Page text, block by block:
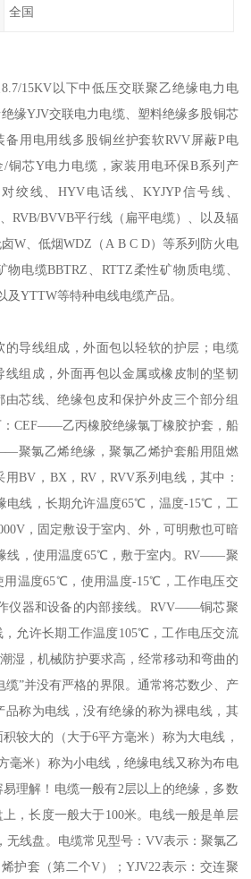
全国
15KV以下中低压交联聚乙绝缘电力电
缘YJV交联电力电缆、塑料绝缘多股铜芯
用电用线多股铜丝护套软RVV屏蔽P电
铜芯Y电力电缆，家装用电环保B系列产
绞线、HYV电话线、KYJYP信号线、
RVB/BVVB平行线（扁平电缆）、以及辐
W、低烟WDZ（A B C D）等系列防火电
电缆BBTRZ、RTTZ柔性矿物质电缆、
YTTW等特种电线电缆产品。
的导线组成，外面包以轻软的护层；电缆
组成，外面再包以金属或橡皮制的坚韧
芯线、绝缘包皮和保护外皮三个部分组
：CEF——乙丙橡胶绝缘氯丁橡胶护套，船
聚氯乙烯绝缘，聚氯乙烯护套船用阻燃
BV，BX，RV，RVV系列电线，其中：
线，长期允许温度65℃，温度-15℃，工
，固定敷设于室内、外，可明敷也可暗
，使用温度65℃，敷于室内。RV——聚
用温度65℃，使用温度-15℃，工作电压交
仪器和设备的内部接线。RVV——铜芯聚
允许长期工作温度105℃，工作电压交流
湿，机械防护要求高，经常移动和弯曲的
缆”并没有严格的界限。通常将芯数少、产
品称为电线，没有绝缘的称为裸电线，其
较大的（大于6平方毫米）称为大电线，
毫米）称为小电线，绝缘电线又称为布电
理解！电缆一般有2层以上的绝缘，多数
，长度一般大于100米。电线一般是单层
无线盘。电缆常见型号：VV表示：聚氯乙
护套（第二个V）；YJV22表示：交连聚